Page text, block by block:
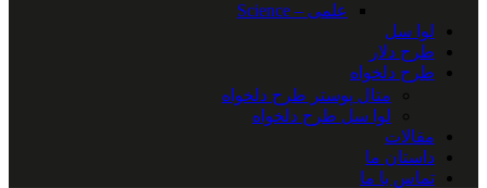
علمی – Science
لوا سل
طرح دلار
طرح دلخواه
متال پوستر طرح دلخواه
لوا سل طرح دلخواه
مقالات
داستان ما
تماس با ما